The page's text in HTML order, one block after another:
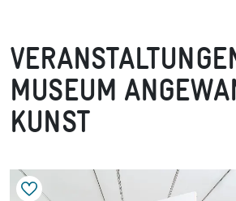
MUSEUM
KUNST